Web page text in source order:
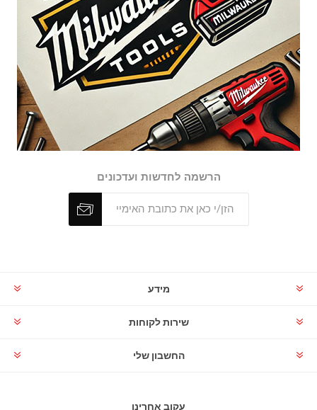
הרשמה לחדשות ועדכונים
מידע
שירות לקוחות
החשבון שלי
עקוב אחרינו